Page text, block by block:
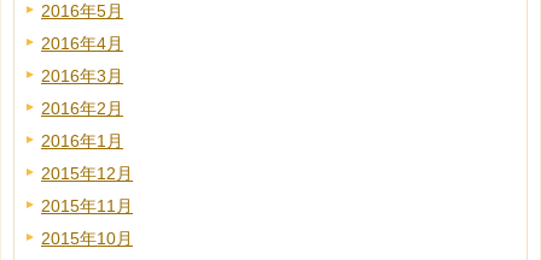
2016年5月
2016年4月
2016年3月
2016年2月
2016年1月
2015年12月
2015年11月
2015年10月